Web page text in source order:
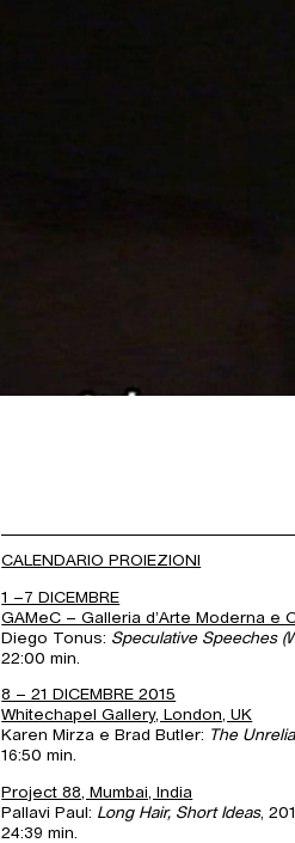
CALENDARIO PROIEZIONI
1 –7 DICEMBRE
GAMeC – Galleria d’Arte Moderna e
Diego Tonus: Speculative Speeches
22:00 min.
8 – 21 DICEMBRE 2015
Whitechapel Gallery, London, UK
Karen Mirza e Brad Butler: The
16:50 min.
Project 88, Mumbai, India
Pallavi Paul: Long Hair, Short Ideas,
24:39 min.